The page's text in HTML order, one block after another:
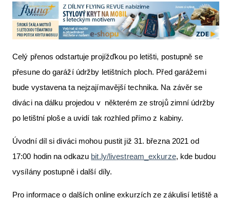
Celý přenos odstartuje projížďkou po letišti, postupně se
přesune do garáží údržby letištních ploch. Před garážemi
bude vystavena ta nejzajímavější technika. Na závěr se
diváci na dálku projedou v některém ze strojů zimní údržby
po letištní ploše a uvidí tak rozhled přímo z kabiny.
Úvodní díl si diváci mohou pustit již 31. března 2021 od
17:00 hodin na odkazu bit.ly/livestream_exkurze, kde budou
vysílány postupně i další díly.
Pro informace o dalších online exkurzích ze zákulisí letiště a